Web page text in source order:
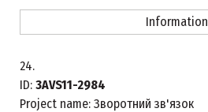
Information
24.
ID: 3AVS11-2984
Project name: Зворотний зв'язок